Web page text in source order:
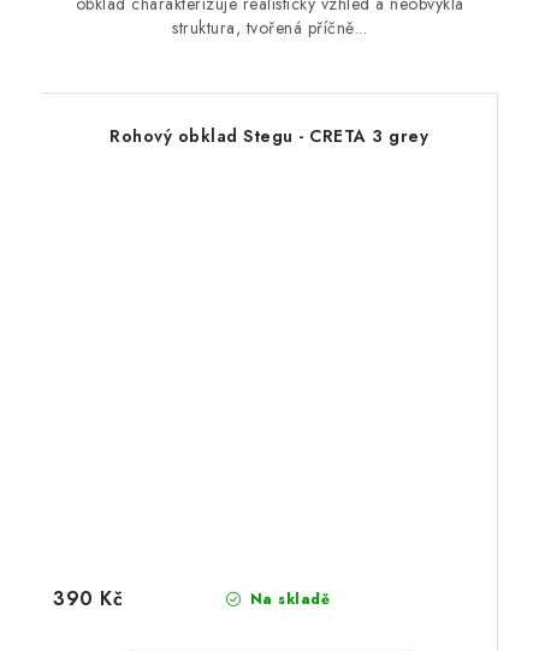
struktura, tvořená příčně...
Rohový obklad Stegu - CRETA 3 grey
Na skladě
390 Kč